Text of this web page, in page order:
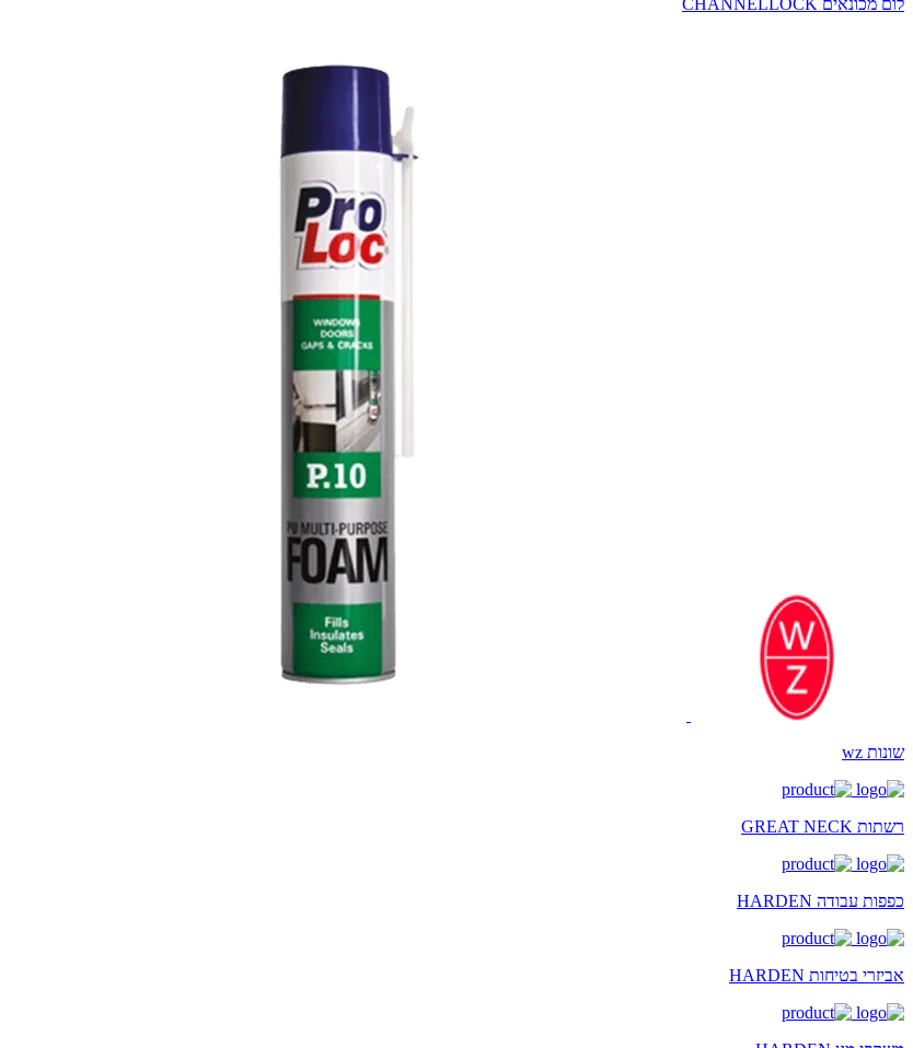
שונות wz
רשתות GREAT NECK
כפפות עבודה HARDEN
אביזרי בטיחות HARDEN